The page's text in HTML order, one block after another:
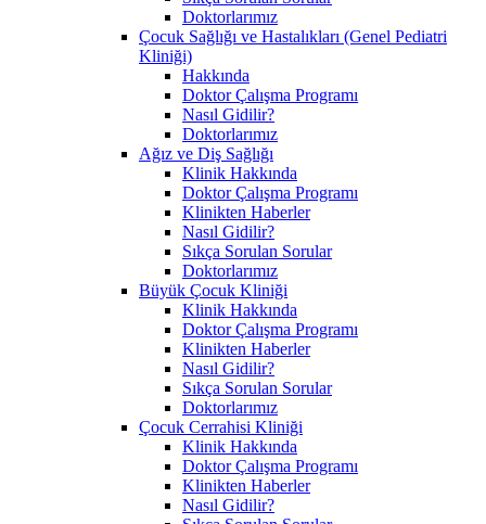
Doktorlarımız
Çocuk Sağlığı ve Hastalıkları (Genel Pediatri
Kliniği)
Hakkında
Doktor Çalışma Programı
Nasıl Gidilir?
Doktorlarımız
Ağız ve Diş Sağlığı
Klinik Hakkında
Doktor Çalışma Programı
Klinikten Haberler
Nasıl Gidilir?
Sıkça Sorulan Sorular
Doktorlarımız
Büyük Çocuk Kliniği
Klinik Hakkında
Doktor Çalışma Programı
Klinikten Haberler
Nasıl Gidilir?
Sıkça Sorulan Sorular
Doktorlarımız
Çocuk Cerrahisi Kliniği
Klinik Hakkında
Doktor Çalışma Programı
Klinikten Haberler
Nasıl Gidilir?